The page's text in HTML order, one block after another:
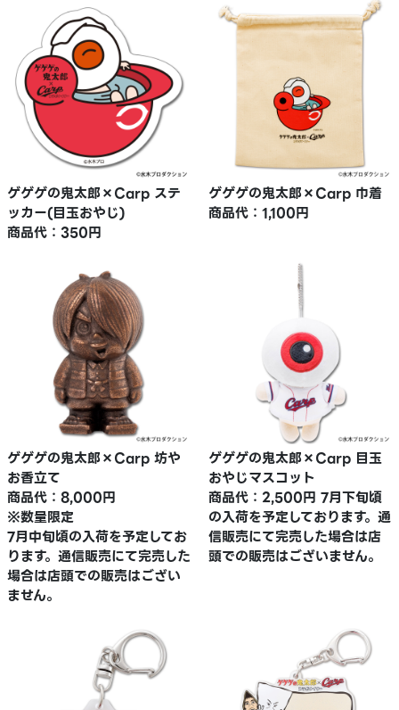
ゲゲゲの鬼太郎×Carp ステ
ッカー(目玉おやじ)
商品代：350円
ゲゲゲの鬼太郎×Carp 巾着
商品代：1,100円
ゲゲゲの鬼太郎×Carp 坊や
お香立て
商品代：8,000円
※数量限定
7月中旬頃の入荷を予定してお
ります。通信販売にて完売した
場合は店頭での販売はござい
ません。
ゲゲゲの鬼太郎×Carp 目玉
おやじマスコット
商品代：2,500円 7月下旬頃
の入荷を予定しております。通
信販売にて完売した場合は店
頭での販売はございません。